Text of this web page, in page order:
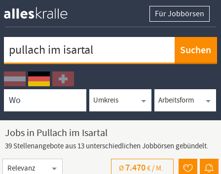
Für Jobbörsen
Ortssuche
Umkreissuche
Arbeitsform
Jobs in Pullach im Isartal
39 Stellenangebote aus 13 unterschiedlichen Jobbörsen gebündelt.
Sortierung
Ø7.470€ / M.